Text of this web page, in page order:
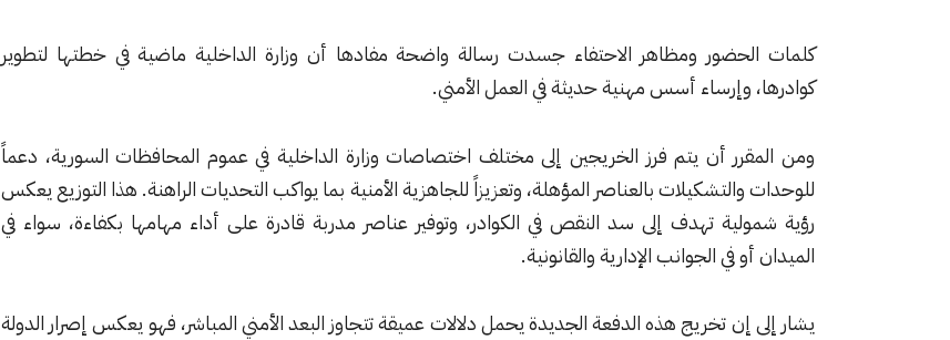
كلمات الحضور ومظاهر الاحتفاء جسدت رسالة واضحة مفادها أن وزارة الداخلية ماضية في خطتها لتطوير
كوادرها، وإرساء أسس مهنية حديثة في العمل الأمني.
ومن المقرر أن يتم فرز الخريجين إلى مختلف اختصاصات وزارة الداخلية في عموم المحافظات السورية، دعماً
للوحدات والتشكيلات بالعناصر المؤهلة، وتعزيزاً للجاهزية الأمنية بما يواكب التحديات الراهنة. هذا التوزيع يعكس
رؤية شمولية تهدف إلى سد النقص في الكوادر، وتوفير عناصر مدربة قادرة على أداء مهامها بكفاءة، سواء في
الميدان أو في الجوانب الإدارية والقانونية.
يشار إلى إن تخريج هذه الدفعة الجديدة يحمل دلالات عميقة تتجاوز البعد الأمني المباشر، فهو يعكس إصرار الدولة